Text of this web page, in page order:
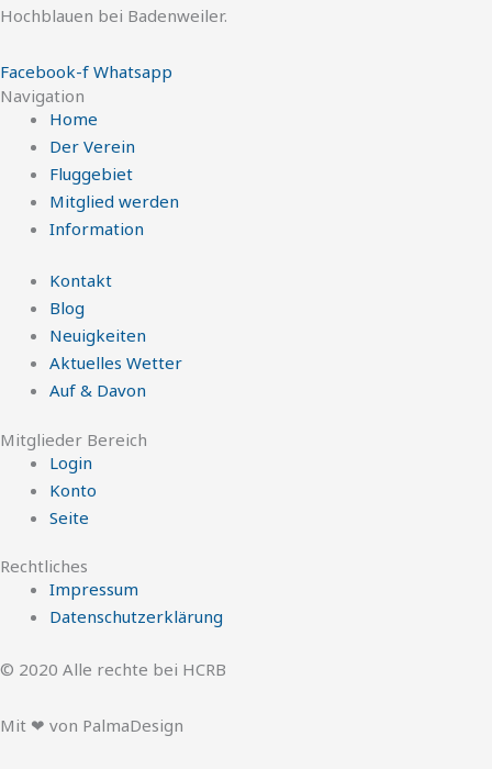
Hochblauen bei Badenweiler.
Facebook-f Whatsapp
Navigation
Home
Der Verein
Fluggebiet
Mitglied werden
Information
Kontakt
Blog
Neuigkeiten
Aktuelles Wetter
Auf & Davon
Mitglieder Bereich
Login
Konto
Seite
Rechtliches
Impressum
Datenschutzerklärung
© 2020 Alle rechte bei HCRB
Mit ❤ von PalmaDesign